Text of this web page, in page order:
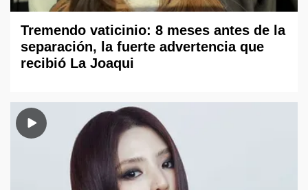
Tremendo vaticinio: 8 meses antes de la
separación, la fuerte advertencia que
recibió La Joaqui